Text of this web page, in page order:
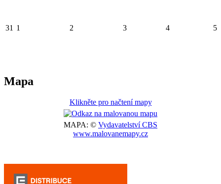
31 1 2 3 4 5
Mapa
Klikněte pro načtení mapy
MAPA: © Vydavatelství CBS
www.malovanemapy.cz